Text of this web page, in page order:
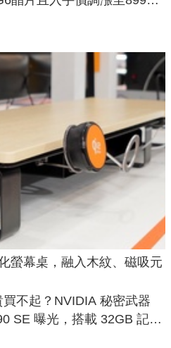
螢幕桌，融入木紋、磁吸元
不起？NVIDIA 秘密武器
SE 曝光，搭載 32GB 記憶